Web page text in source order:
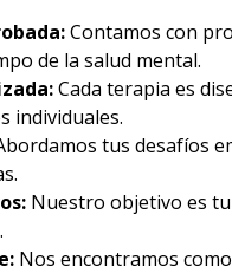
Contamos con
de la salud mental.
Cada terapia es
individuales.
tus desafíos
Nuestro objetivo es
Nos encontramos